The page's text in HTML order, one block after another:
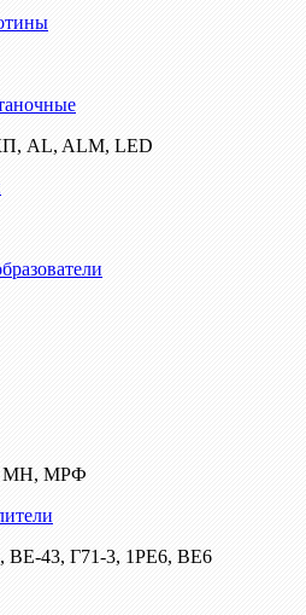
AL, ALM, LED
МН, МРФ
43, Г71-3, 1РЕ6, ВЕ6